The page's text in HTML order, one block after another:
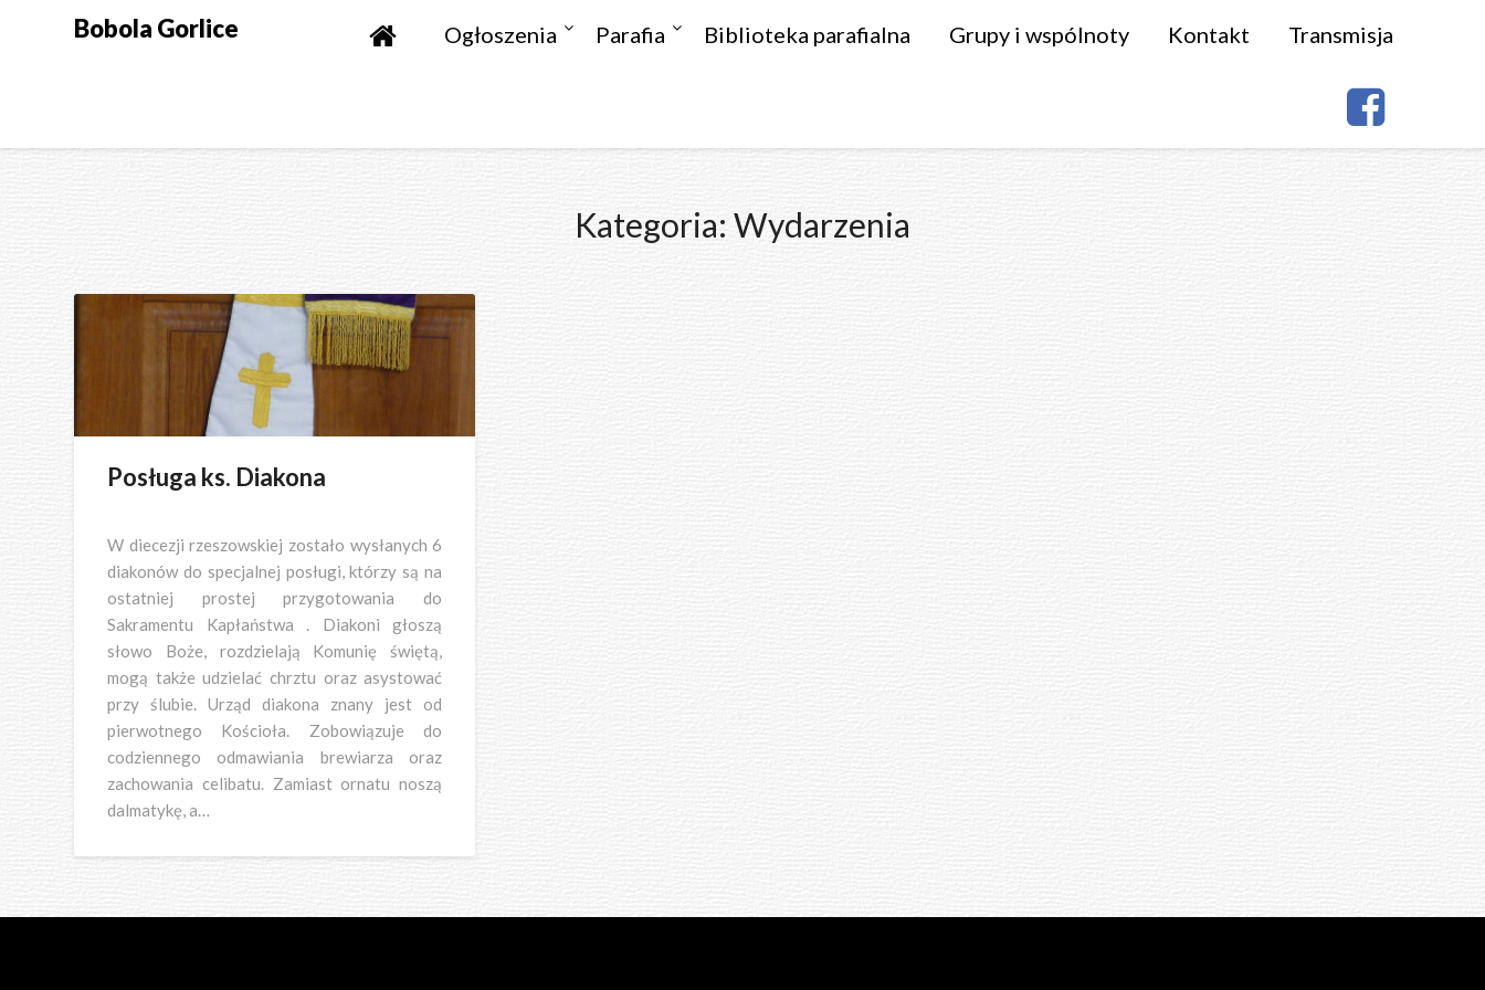
Bobola Gorlice Ogłoszenia Parafia Biblioteka parafialna Grupy i wspólnoty Kontakt Transmisja
Kategoria: Wydarzenia
Posługa ks. Diakona
W diecezji rzeszowskiej zostało wysłanych 6
diakonów do specjalnej posługi, którzy są na
ostatniej prostej przygotowania do
Sakramentu Kapłaństwa . Diakoni głoszą
słowo Boże, rozdzielają Komunię świętą,
mogą także udzielać chrztu oraz asystować
przy ślubie. Urząd diakona znany jest od
pierwotnego Kościoła. Zobowiązuje do
codziennego odmawiania brewiarza oraz
zachowania celibatu. Zamiast ornatu noszą
dalmatykę, a…